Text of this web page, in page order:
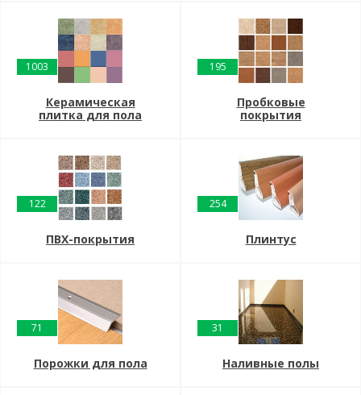
1003
Керамическая
плитка для пола
195
Пробковые
покрытия
122
ПВХ-покрытия
254
Плинтус
71
Порожки для пола
31
Наливные полы